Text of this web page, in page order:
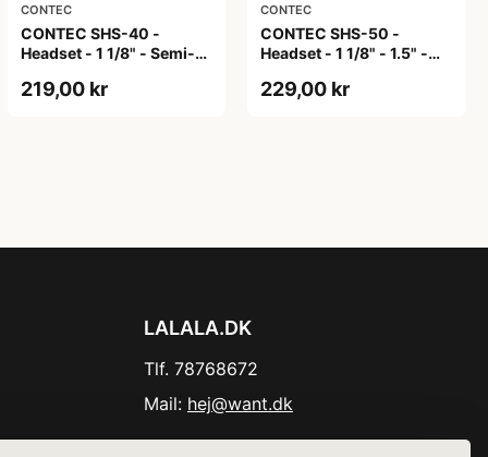
CONTEC
CONTEC SHS-40 -
Headset - 1 1/8" - Semi-
Ø 44mm - Sort
219,00 kr
CONTEC
CONTEC SHS-50 -
Headset - 1 1/8" - 1.5" -
39,8mm - Ø 44mm Top /
229,00 kr
LALALA.DK
Tlf. 78768672
Mail: hej@want.dk